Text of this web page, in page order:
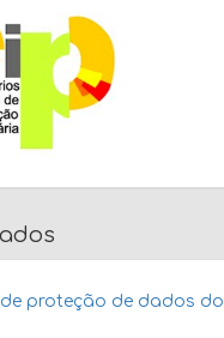
proteção de dados do